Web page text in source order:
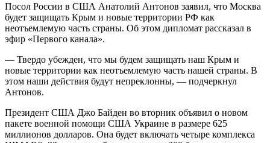
Посол России в США Анатолий Антонов заявил, что Москва
будет защищать Крым и новые территории РФ как
неотъемлемую часть страны. Об этом дипломат рассказал в
эфир «Первого канала».
— Твердо убежден, что мы будем защищать наш Крым и
новые территории как неотъемлемую часть нашей страны. В
этом наши действия будут непреклонны, — подчеркнул
Антонов.
Президент США Джо Байден во вторник объявил о новом
пакете военной помощи США Украине в размере 625
миллионов долларов. Она будет включать четыре комплекса